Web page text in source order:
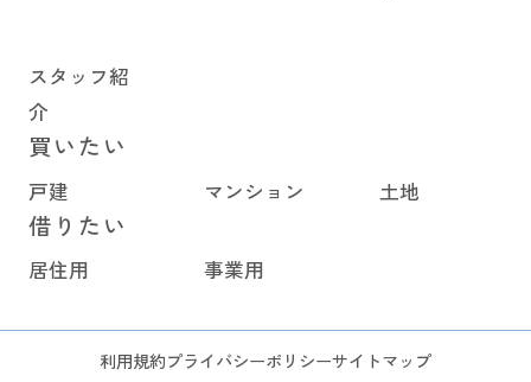
スタッフ紹
介
買いたい
戸建 マンション 土地
借りたい
居住用 事業用
利用規約プライバシーポリシーサイトマップ